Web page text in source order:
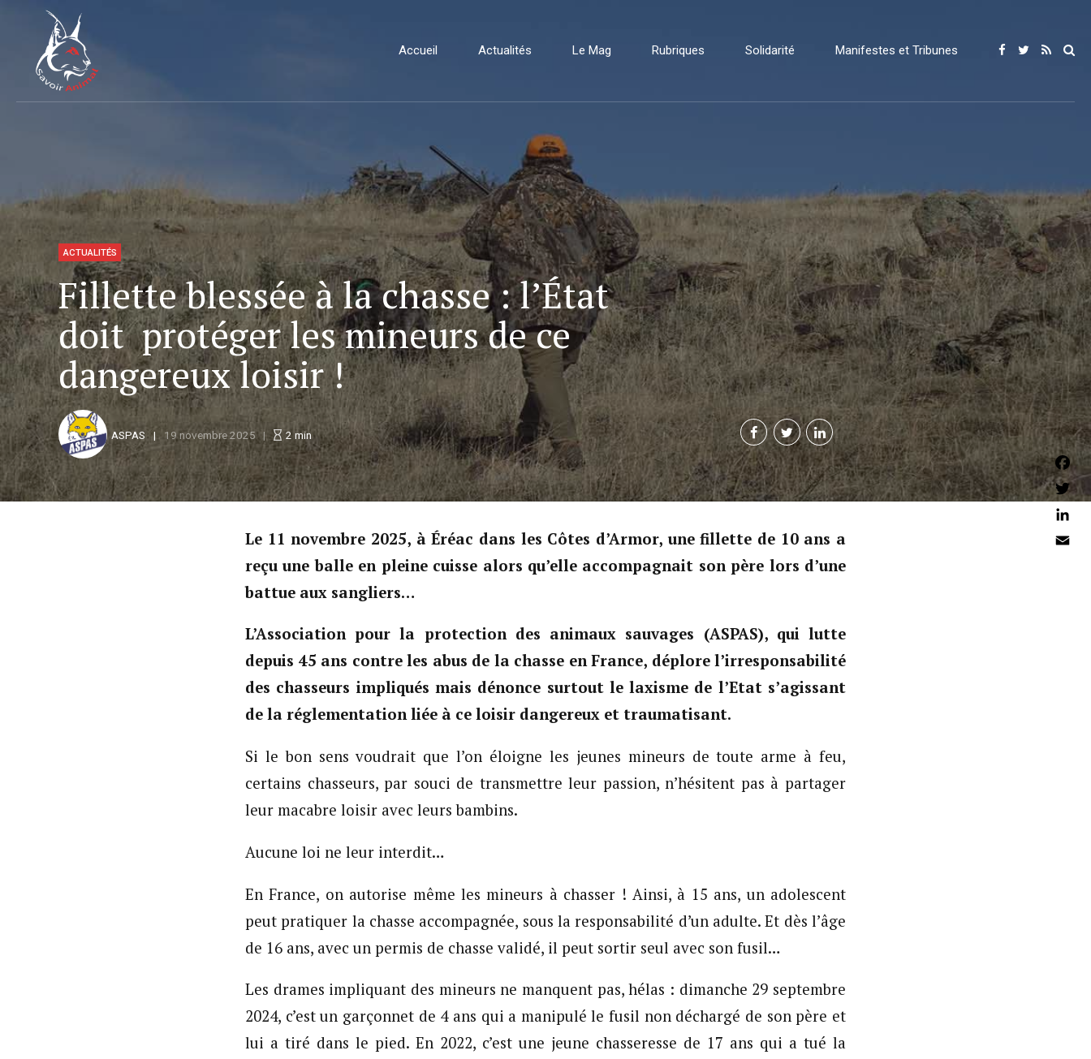
Accueil Actualités Le Mag Rubriques Solidarité Manifestes et Tribunes
ACTUALITÉS
Fillette blessée à la chasse : l’État
doit protéger les mineurs de ce
dangereux loisir !
ASPAS 19 novembre 2025 2 min
Le 11 novembre 2025, à Éréac dans les Côtes d’Armor, une fillette de 10 ans a
reçu une balle en pleine cuisse alors qu’elle accompagnait son père lors d’une
battue aux sangliers…
L’Association pour la protection des animaux sauvages (ASPAS), qui lutte
depuis 45 ans contre les abus de la chasse en France, déplore l’irresponsabilité
des chasseurs impliqués mais dénonce surtout le laxisme de l’Etat s’agissant
de la réglementation liée à ce loisir dangereux et traumatisant.
Si le bon sens voudrait que l’on éloigne les jeunes mineurs de toute arme à feu,
certains chasseurs, par souci de transmettre leur passion, n’hésitent pas à partager
leur macabre loisir avec leurs bambins.
Aucune loi ne leur interdit…
En France, on autorise même les mineurs à chasser ! Ainsi, à 15 ans, un adolescent
peut pratiquer la chasse accompagnée, sous la responsabilité d’un adulte. Et dès l’âge
de 16 ans, avec un permis de chasse validé, il peut sortir seul avec son fusil…
Les drames impliquant des mineurs ne manquent pas, hélas : dimanche 29 septembre
2024, c’est un garçonnet de 4 ans qui a manipulé le fusil non déchargé de son père et
lui a tiré dans le pied. En 2022, c’est une jeune chasseresse de 17 ans qui a tué la
Twitter